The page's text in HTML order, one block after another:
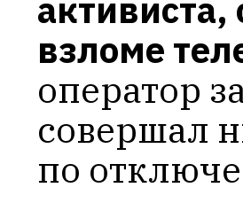
взломе
оператор
совершал
по